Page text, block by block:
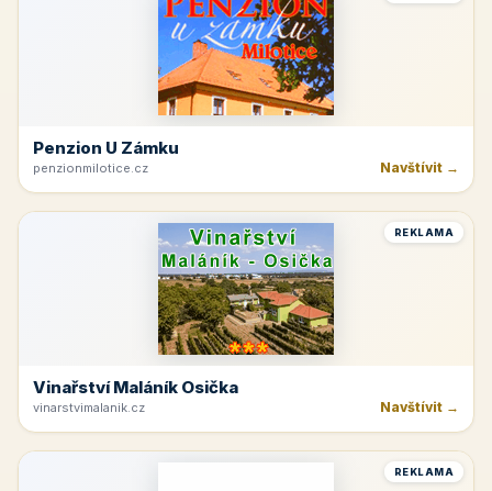
Penzion U Zámku
penzionmilotice.cz Navštívit →
REKLAMA
Vinařství Maláník Osička
vinarstvimalanik.cz Navštívit →
REKLAMA